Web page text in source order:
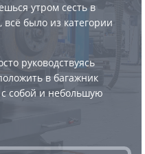
утром сесть в
всё было из категории
руководствуясь
в багажник
собой и небольшую